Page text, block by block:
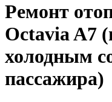
Ремонт
Octavia A7
холодным
пассажира)